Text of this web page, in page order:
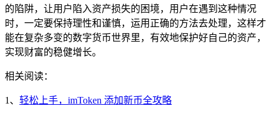
的陷阱，让用户陷入资产损失的困境，用户在遇到这种情况
时，一定要保持理性和谨慎，运用正确的方法去处理，这样才
能在复杂多变的数字货币世界里，有效地保护好自己的资产，
实现财富的稳健增长。
相关阅读：
1、 轻松上手，imToken 添加新币全攻略